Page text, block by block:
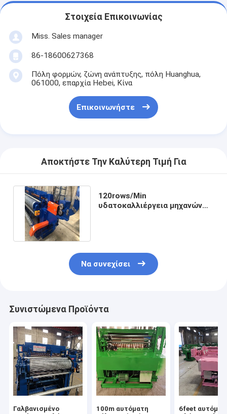
Στοιχεία Επικοινωνίας
Miss. Sales manager
86-18600627368
Πόλη φορμών, ζώνη ανάπτυξης, πόλη Huanghua,
061000, επαρχία Hebei, Κίνα
Επικοινωνήστε
Αποκτήστε Την Καλύτερη Τιμή Για
120rows/Min
υδατοκαλλιέργεια μηχανών
Να συνεχίσει
Συνιστώμενα Προϊόντα
Γαλβανισμένο
100m αυτόματη
6feet